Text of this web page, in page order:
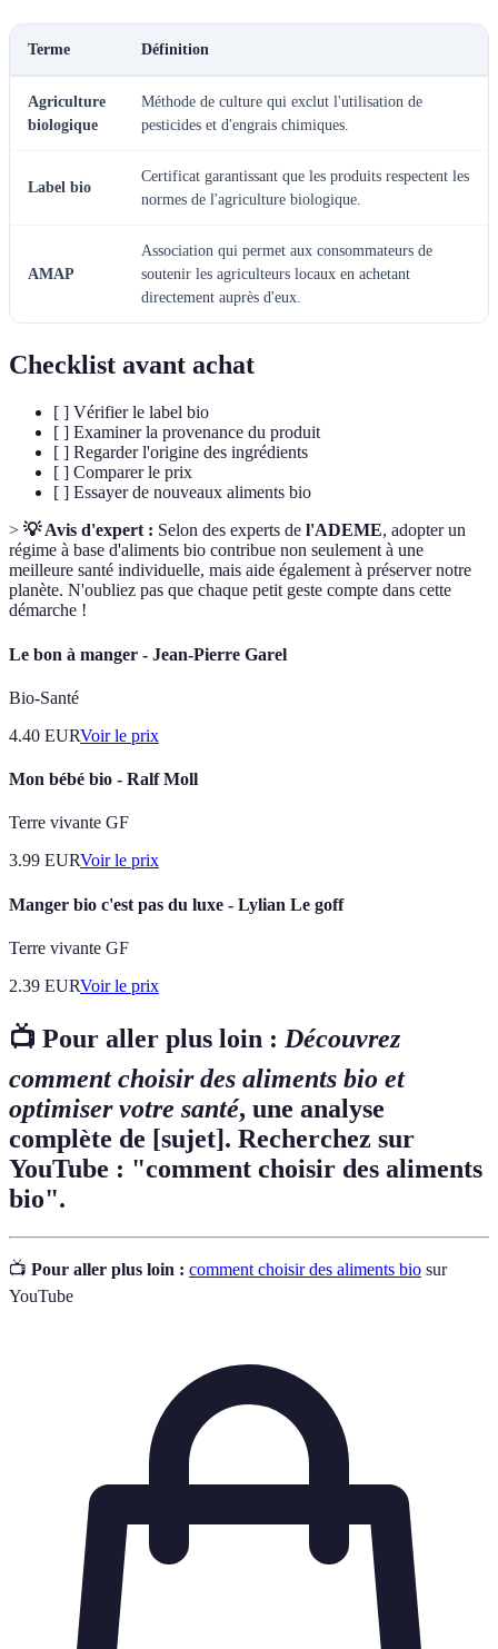
Terme Définition
Agriculture
biologique
Méthode de culture qui exclut l'utilisation de
pesticides et d'engrais chimiques.
Label bio
Certificat garantissant que les produits respectent les
normes de l'agriculture biologique.
AMAP
Association qui permet aux consommateurs de
soutenir les agriculteurs locaux en achetant
directement auprès d'eux.
Checklist avant achat
[ ] Vérifier le label bio
[ ] Examiner la provenance du produit
[ ] Regarder l'origine des ingrédients
[ ] Comparer le prix
[ ] Essayer de nouveaux aliments bio
> 💡 Avis d'expert : Selon des experts de l'ADEME, adopter un
régime à base d'aliments bio contribue non seulement à une
meilleure santé individuelle, mais aide également à préserver notre
planète. N'oubliez pas que chaque petit geste compte dans cette
démarche !
Le bon à manger - Jean-Pierre Garel
Bio-Santé
4.40 EURVoir le prix
Mon bébé bio - Ralf Moll
Terre vivante GF
3.99 EURVoir le prix
Manger bio c'est pas du luxe - Lylian Le goff
Terre vivante GF
2.39 EURVoir le prix
📺 Pour aller plus loin : Découvrez
comment choisir des aliments bio et
optimiser votre santé, une analyse
complète de [sujet]. Recherchez sur
YouTube : "comment choisir des aliments
bio".
📺 Pour aller plus loin : comment choisir des aliments bio sur
YouTube